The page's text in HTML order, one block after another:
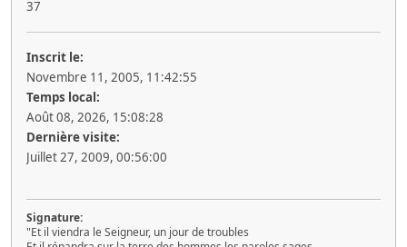
37
Inscrit le:
Novembre 11, 2005, 11:42:55
Temps local:
Août 08, 2026, 15:08:28
Dernière visite:
Juillet 27, 2009, 00:56:00
Signature:
"Et il viendra le Seigneur, un jour de troubles